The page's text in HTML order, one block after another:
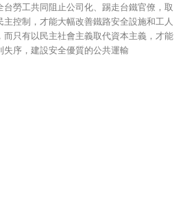
勞工共同阻止公司化、踢走台鐵官僚，取
控制，才能大幅改善鐵路安全設施和工人
只有以民主社會主義取代資本主義，才能
序，建設安全優質的公共運輸